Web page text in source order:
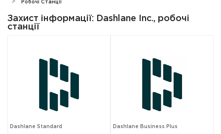
Робочі Станції
Захист інформації: Dashlane Inc., робочі
станції
Dashlane Standard Dashlane Business Plus